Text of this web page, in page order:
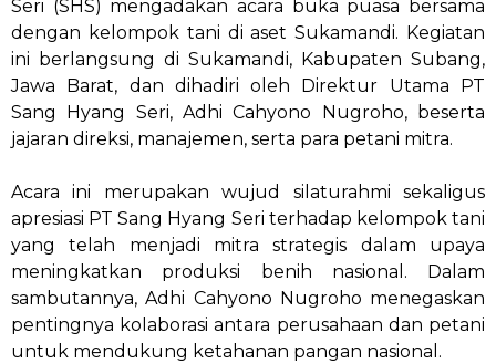
Seri (SHS) mengadakan acara buka puasa bersama
dengan kelompok tani di aset Sukamandi. Kegiatan
ini berlangsung di Sukamandi, Kabupaten Subang,
Jawa Barat, dan dihadiri oleh Direktur Utama PT
Sang Hyang Seri, Adhi Cahyono Nugroho, beserta
jajaran direksi, manajemen, serta para petani mitra.
Acara ini merupakan wujud silaturahmi sekaligus
apresiasi PT Sang Hyang Seri terhadap kelompok tani
yang telah menjadi mitra strategis dalam upaya
meningkatkan produksi benih nasional. Dalam
sambutannya, Adhi Cahyono Nugroho menegaskan
pentingnya kolaborasi antara perusahaan dan petani
untuk mendukung ketahanan pangan nasional.